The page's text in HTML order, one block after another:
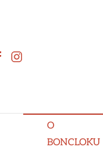
O
BONCLOKU